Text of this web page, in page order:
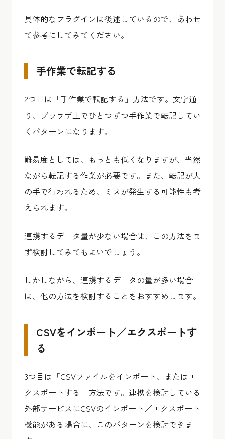
具体的なプラグインは後述しているので、あわせ
て参考にしてみてください。
手作業で転記する
2つ目は「手作業で転記する」方法です。文字通
り、ブラウザ上でひとつずつ手作業で転記してい
くパターンになります。
難易度としては、もっとも低くなりますが、当然
ながら転記する作業が必要です。また、転記が人
の手で行われるため、ミスが発生する可能性も考
えられます。
連携するデータ量が少ない場合は、この方法をま
ず検討してみてもよいでしょう。
しかしながら、連携するデータの量が多い場合
は、他の方法を検討することをおすすめします。
CSVをインポート／エクスポートす
る
3つ目は「CSVファイルをインポート、またはエ
クスポートする」方法です。連携を検討している
外部サービスにCSVのインポート／エクスポート
機能がある場合に、このパターンを検討できま